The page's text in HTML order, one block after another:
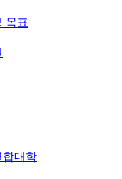
목표
합대학